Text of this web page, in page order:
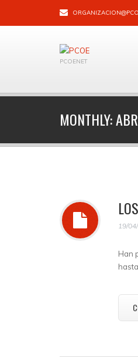
PCOENET
MONTHLY:
19/
Han